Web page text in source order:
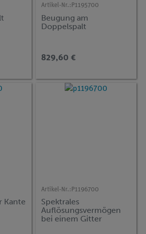
Artikel-Nr.: P1195700
Beugung am
Doppelspalt
829,60 €
Kante
Artikel-Nr.: P1196700
Spektrales
Auflösungsvermögen
bei einem Gitter